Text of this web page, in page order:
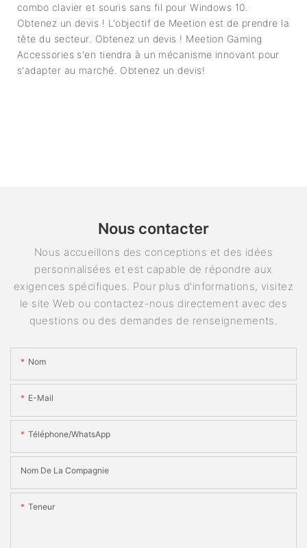
combo clavier et souris sans fil pour Windows 10.
Obtenez un devis ! L'objectif de Meetion est de prendre la
tête du secteur. Obtenez un devis ! Meetion Gaming
Accessories s'en tiendra à un mécanisme innovant pour
s'adapter au marché. Obtenez un devis!
Nous contacter
Nous accueillons des conceptions et des idées
personnalisées et est capable de répondre aux
exigences spécifiques. Pour plus d'informations, visitez
le site Web ou contactez-nous directement avec des
questions ou des demandes de renseignements.
Nom
E-Mail
Téléphone/WhatsApp
Nom De La Compagnie
Teneur